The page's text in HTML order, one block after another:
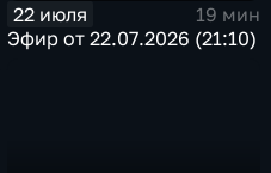
22 июля
19 мин
Эфир от 22.07.2026 (21:10)